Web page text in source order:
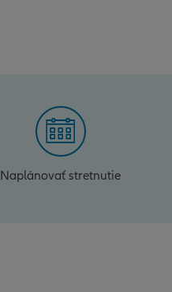
Naplánovať stretnutie